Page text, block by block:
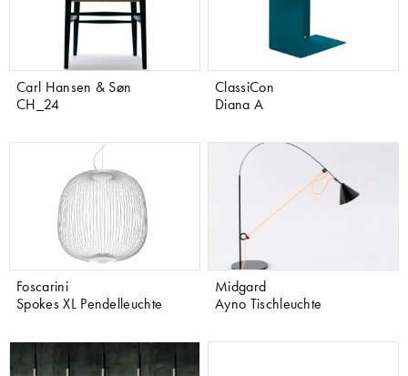
Carl Hansen & Søn
CH_24
ClassiCon
Diana A
Foscarini
Spokes XL Pendelleuchte
Midgard
Ayno Tischleuchte